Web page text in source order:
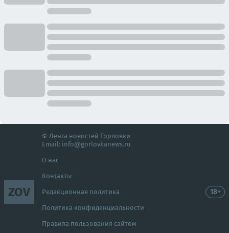
ZOV
© Лента новостей Горловки
Email: info@gorlovkanews.ru
О нас
Контакты
Редакционная политика
Политика конфиденциальности
Правила пользования сайтом
18+